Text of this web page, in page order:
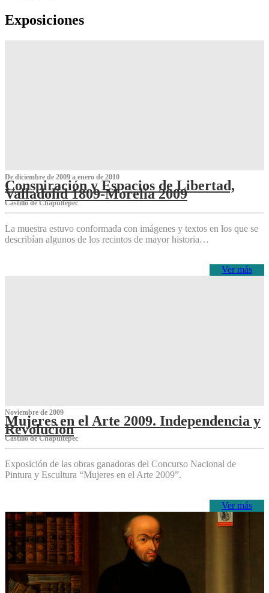
Exposiciones
De diciembre de 2009 a enero de 2010
Conspiración y Espacios de Libertad,
Valladolid 1809-Morelia 2009
Castillo de Chapultepec
La muestra estuvo conformada con imágenes y textos en los que se
describían algunos de los recintos de mayor historia…
Ver más
Noviembre de 2009
Mujeres en el Arte 2009. Independencia y
Revolución
Castillo de Chapultepec
Exposición de las obras ganadoras del Concurso Nacional de
Pintura y Escultura “Mujeres en el Arte 2009”.
Ver más